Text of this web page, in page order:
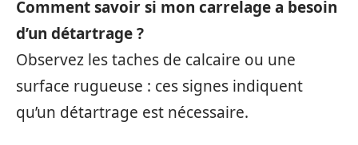
Comment savoir si mon carrelage a besoin
d’un détartrage ?
Observez les taches de calcaire ou une
surface rugueuse : ces signes indiquent
qu’un détartrage est nécessaire.